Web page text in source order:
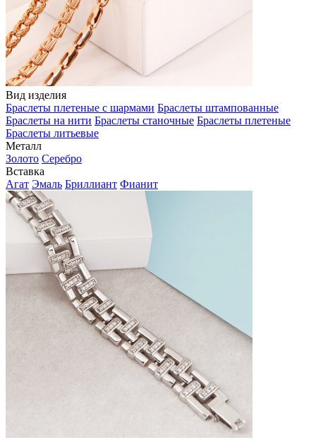
Вид изделия
Браслеты плетеные с шармами Браслеты штампованные
Браслеты на нити Браслеты станочные Браслеты плетеные
Браслеты литьевые
Металл
Золото Серебро
Вставка
Агат Эмаль Бриллиант Фианит